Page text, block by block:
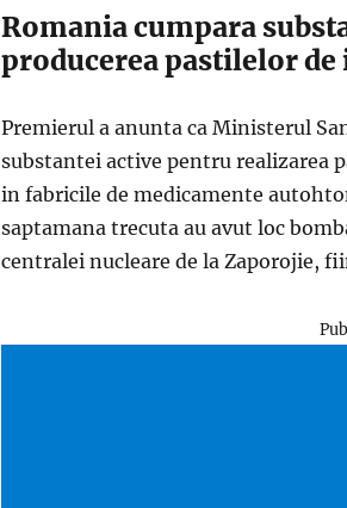
Romania cumpara
producerea pastilelor de
Premierul a anunta ca Ministerul
substantei active pentru realizarea
in fabricile de medicamente
saptamana trecuta au avut loc
centralei nucleare de la Zaporojie,